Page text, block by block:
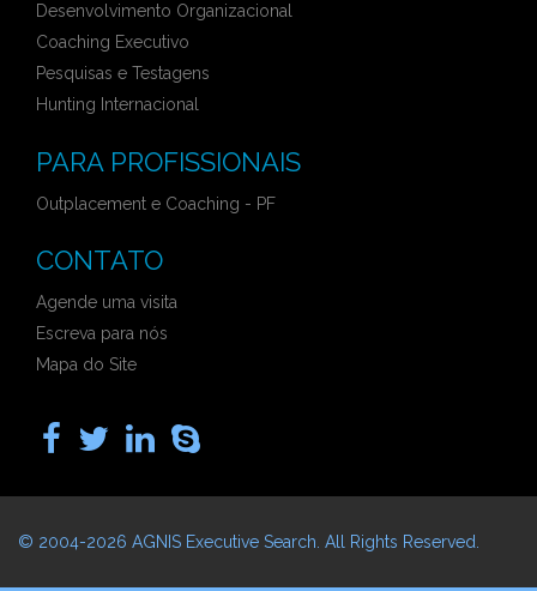
Desenvolvimento Organizacional
Coaching Executivo
Pesquisas e Testagens
Hunting Internacional
PARA PROFISSIONAIS
Outplacement e Coaching - PF
CONTATO
Agende uma visita
Escreva para nós
Mapa do Site
© 2004-2026 AGNIS Executive Search . All Rights Reserved.